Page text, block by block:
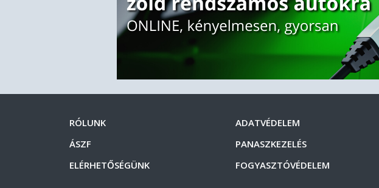
RÓLUNK
ADATVÉDELEM
ÁSZF
PANASZKEZELÉS
ELÉRHETŐSÉGÜNK
FOGYASZTÓVÉDELEM